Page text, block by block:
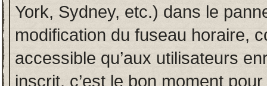
York, Sydney, etc.) dans le
modification du fuseau horaire,
accessible qu’aux utilisateurs
inscrit, c’est le bon moment